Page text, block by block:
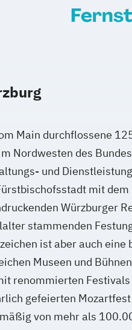
Main durchflossene
Nordwesten des
und
mit
Würzburger
stammenden
ist aber auch
Museen und
renommierten
gefeierten
von mehr als